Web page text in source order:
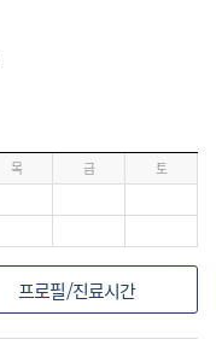
목 금
토
프로필/진료시간